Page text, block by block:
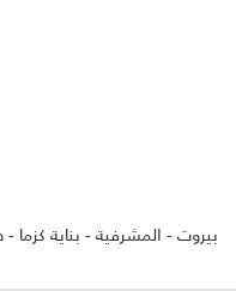
بيروت - المشرفية - بناية كزما -